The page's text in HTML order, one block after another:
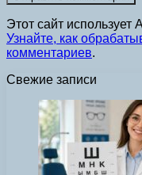
Этот сайт
Узнайте, как
комментариев.
Свежие записи